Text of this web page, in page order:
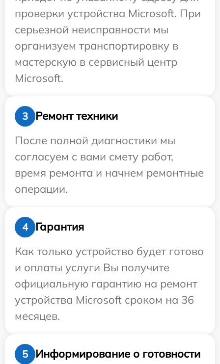
проверки устройства Microsoft. При
серьезной неисправности мы
организуем транспортировку в
мастерскую в сервисный центр
Microsoft.
3
Ремонт техники
После полной диагностики мы
согласуем с вами смету работ,
время ремонта и начнем ремонтные
операции.
4
Гарантия
Как только устройство будет готово
и оплаты услуги Вы получите
официальную гарантию на ремонт
устройства Microsoft сроком на 36
месяцев.
5
Информирование о готовности